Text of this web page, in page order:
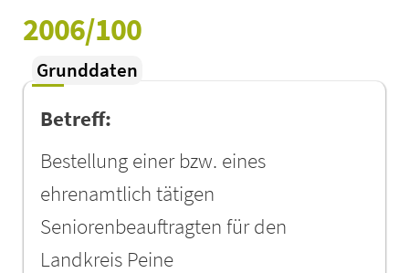
2006/100
Grunddaten
Betreff:
Bestellung einer bzw. eines
ehrenamtlich tätigen
Seniorenbeauftragten für den
Landkreis Peine